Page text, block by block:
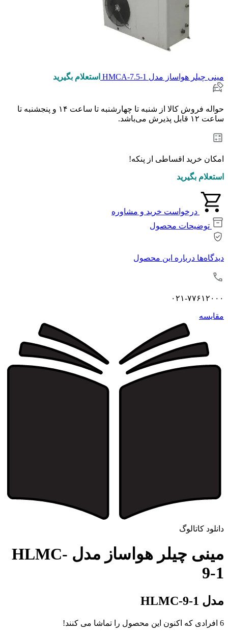
مینی چیلر هواساز مدل HMCA-7.5-1 استعلام بگیرید
حواله فروش کالا از شنبه تا چهارشنبه تا ساعت ۱۴ و پنجشنبه تا
ساعت ۱۲ قابل پذیرش می‌باشد.
امکان خرید اقساطی از پنکه!
استعلام بگیرید
درخواست خرید و مشاوره
توضیحات محصول
دیدگاه‌ها درباره این محصول
۰۲۱-۷۷۶۱۲۰۰۰
مقايسه
دانلود کاتالوگ
مینی چیلر هواساز مدل HLMC-
9-1
مدل HLMC-9-1
6 افرادی که اکنون این محصول را تماشا می کنند!